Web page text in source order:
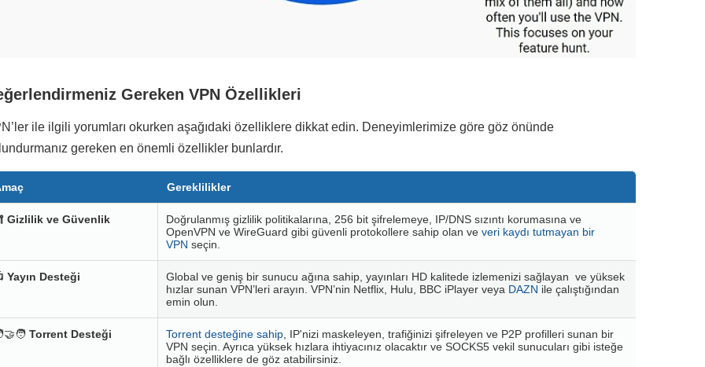
Gereken VPN Özellikleri
ile ilgili yorumları okurken aşağıdaki özelliklere dikkat edin. Deneyimlerimize göre göz önünde
gereken en önemli özellikler bunlardır.
Gereklilikler
Gizlilik ve Güvenlik
Doğrulanmış gizlilik politikalarına, 256 bit şifrelemeye, IP/DNS sızıntı korumasına ve
OpenVPN ve WireGuard gibi güvenli protokollere sahip olan ve veri kaydı tutmayan bir
VPN seçin.
Yayın Desteği
Global ve geniş bir sunucu ağına sahip, yayınları HD kalitede izlemenizi sağlayan ve yüksek
hızlar sunan VPN’leri arayın. VPN’nin Netflix, Hulu, BBC iPlayer veya DAZN ile çalıştığından
emin olun.
Torrent Desteği Torrent desteğine sahip, IP'nizi maskeleyen, trafiğinizi şifreleyen ve P2P profilleri sunan bir
VPN seçin. Ayrıca yüksek hızlara ihtiyacınız olacaktır ve SOCKS5 vekil sunucuları gibi isteğe
bağlı özelliklere de göz atabilirsiniz.